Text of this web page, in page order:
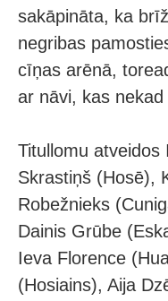
sakāpināta, ka
negribas
cīņas arēnā,
ar nāvi, kas nekad
Titullomu
Skrastiņš (Hosē),
Robežnieks
Dainis Grūbe
Ieva Florence
(Hosiains), Aija